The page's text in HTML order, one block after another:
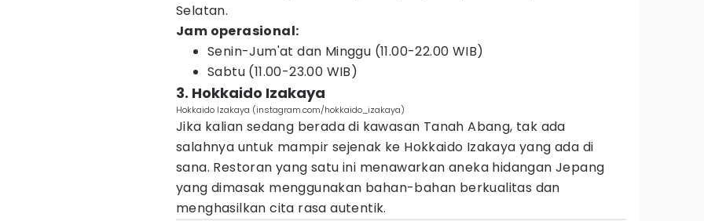
Selatan.
Jam operasional:
Senin-Jum'at dan Minggu (11.00-22.00 WIB)
Sabtu (11.00-23.00 WIB)
3. Hokkaido Izakaya
Hokkaido Izakaya (instagram.com/hokkaido_izakaya)
Jika kalian sedang berada di kawasan Tanah Abang, tak ada
salahnya untuk mampir sejenak ke Hokkaido Izakaya yang ada di
sana. Restoran yang satu ini menawarkan aneka hidangan Jepang
yang dimasak menggunakan bahan-bahan berkualitas dan
menghasilkan cita rasa autentik.